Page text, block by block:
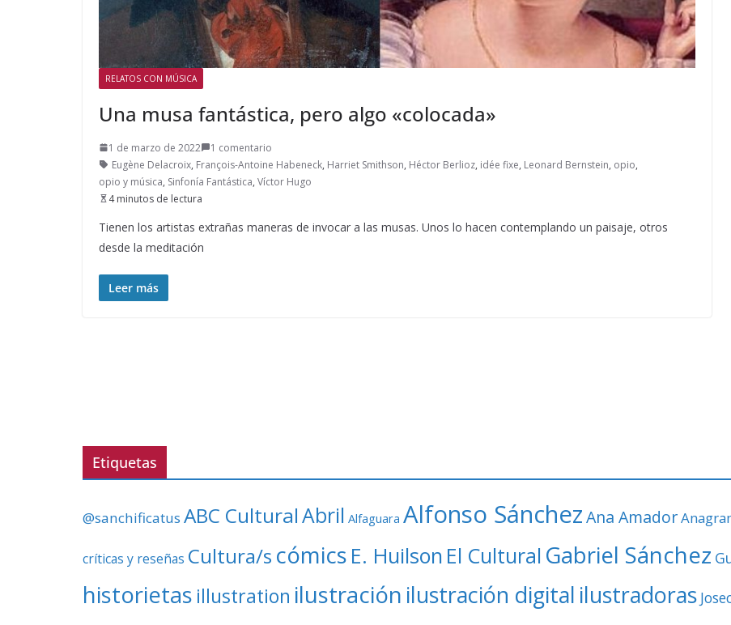
RELATOS CON MÚSICA
Una musa fantástica, pero algo «colocada»
1 de marzo de 2022
1 comentario
Eugène Delacroix, François-Antoine Habeneck, Harriet Smithson, Héctor Berlioz, idée fixe, Leonard Bernstein, opio,
opio y música, Sinfonía Fantástica, Víctor Hugo
4 minutos de lectura
Tienen los artistas extrañas maneras de invocar a las musas. Unos lo hacen contemplando un paisaje, otros
desde la meditación
Leer más
Etiquetas
@sanchificatus ABC CulturalAbril Alfaguara Alfonso SánchezAna Amador
críticas y reseñas Cultura/s cómics E. Huilson El Cultural Gabriel Sánchez
historietas illustration ilustración ilustración digital ilustradoras